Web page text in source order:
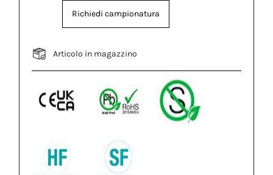
Richiedi campionatura
Articolo in magazzino